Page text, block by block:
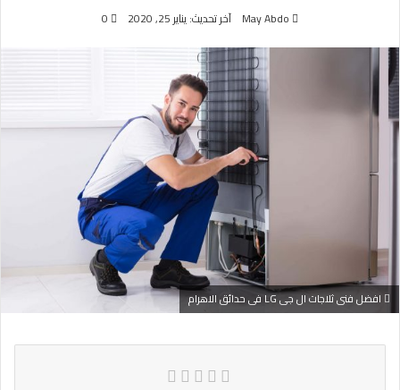
May Abdo آخر تحديث: يناير 25, 2020 0
افضل فنى ثلاجات ال جى LG فى حدائق الاهرام